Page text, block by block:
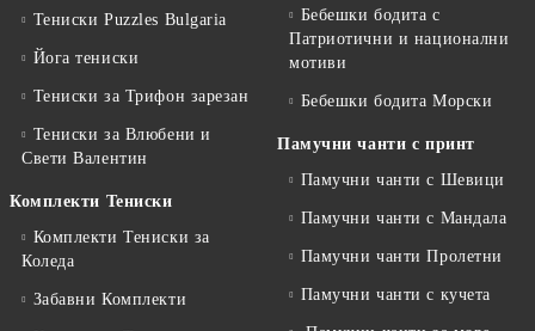
Тениски Puzzles Bulgaria
Йога тениски
Тениски за Трифон зарезан
Тениски за Влюбени и
Свети Валентин
Комплекти Тениски
Комплекти Тениски за
Коледа
Забавни Комплекти
Бебешки бодита с
Патриотични и национални
мотиви
Бебешки бодита Морски
Памучни чанти с принт
Памучни чанти с Шевици
Памучни чанти с Мандала
Памучни чанти Пролетни
Памучни чанти с кучета